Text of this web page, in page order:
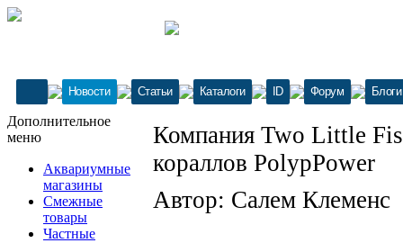
Новости Статьи Каталоги ID Форум Блоги
Дополнительное
меню
Аквариумные
магазины
Смежные
товары
Частные
Компания Two Little
кораллов PolypPower
Автор: Салем Клеменс